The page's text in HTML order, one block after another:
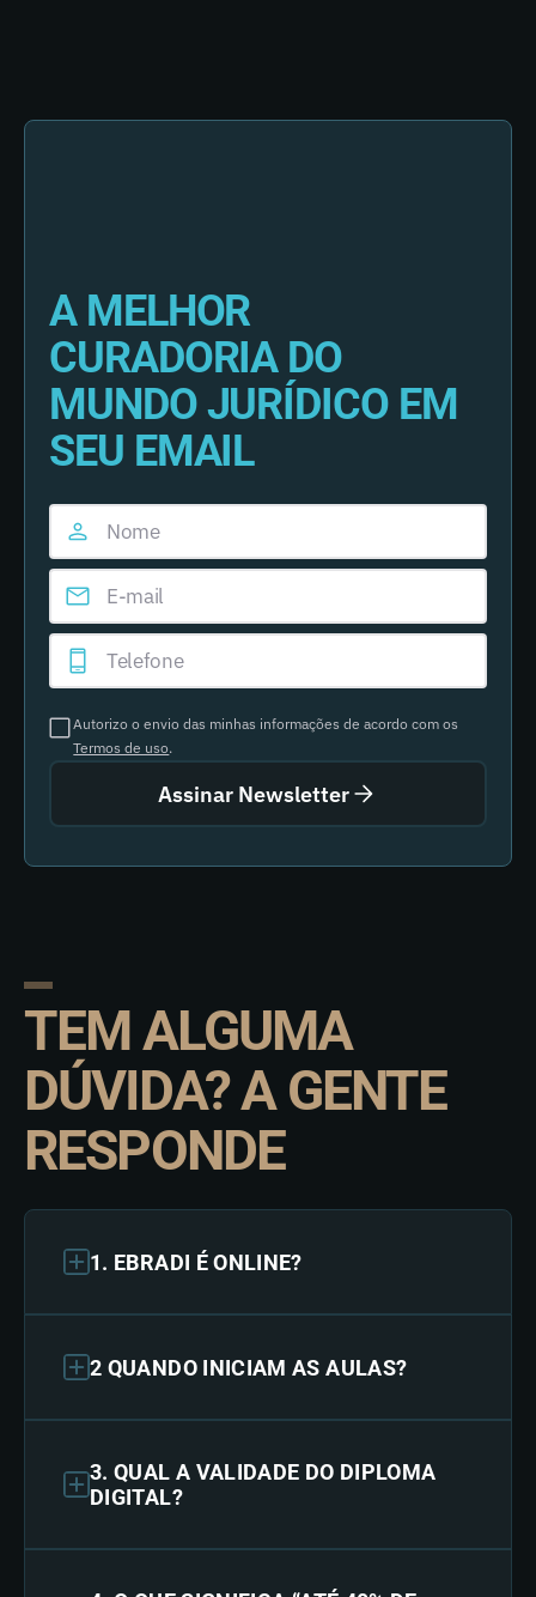
A MELHOR
CURADORIA DO
MUNDO JURÍDICO EM
SEU EMAIL
Autorizo o envio das minhas informações de acordo com os
Termos de uso.
Assinar Newsletter
TEM ALGUMA
DÚVIDA? A GENTE
RESPONDE
1. EBRADI É ONLINE?
2 QUANDO INICIAM AS AULAS?
3. QUAL A VALIDADE DO DIPLOMA
DIGITAL?